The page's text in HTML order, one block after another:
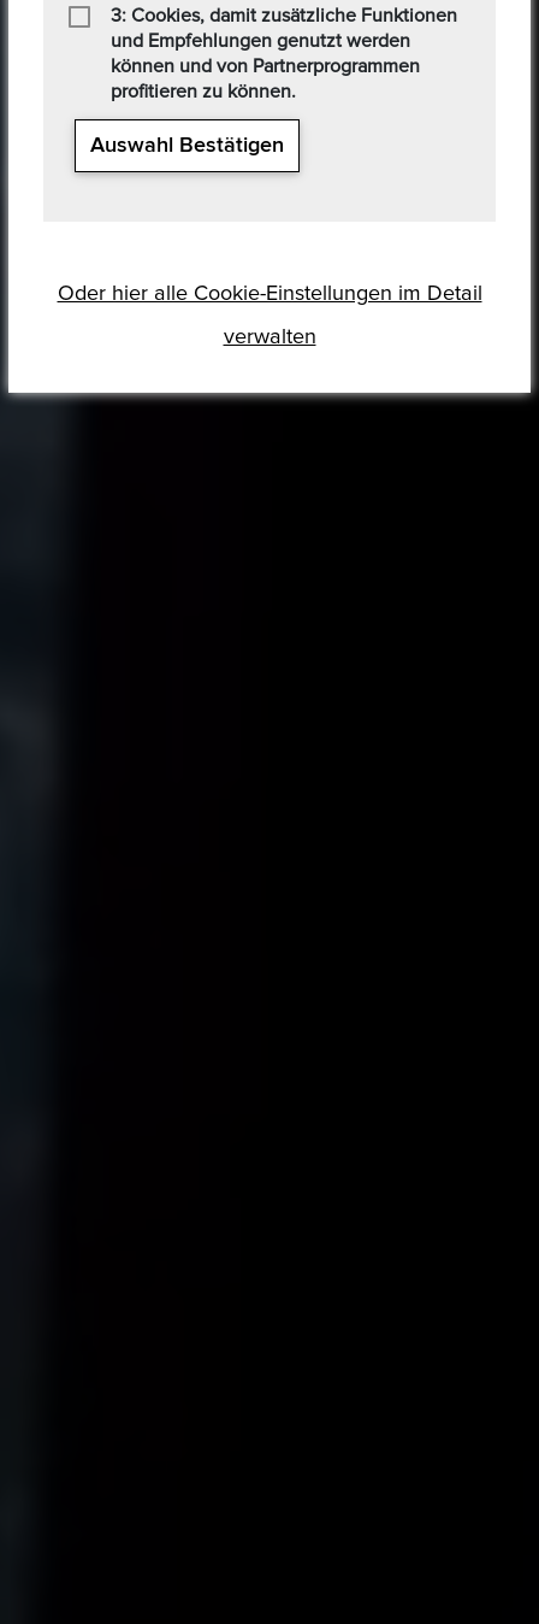
3: Cookies, damit zusätzliche Funktionen
und Empfehlungen genutzt werden
können und von Partnerprogrammen
profitieren zu können.
Auswahl Bestätigen
Oder hier alle Cookie-Einstellungen im Detail
verwalten